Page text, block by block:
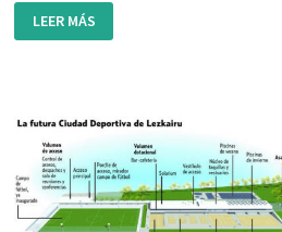
CONOCIENDO
EL
BARRIO:
LEER MÁS